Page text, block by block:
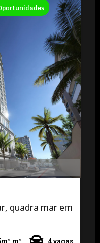
quadra mar em